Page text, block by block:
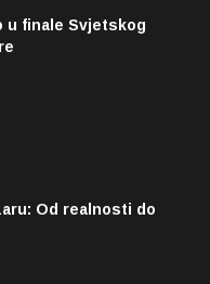
u finale Svjetskog
Od realnosti do